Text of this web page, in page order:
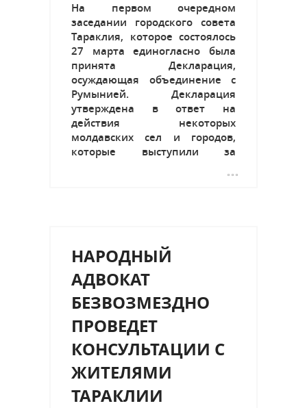
На первом очередном
заседании городского совета
Тараклия, которое состоялось
27 марта единогласно была
принята Декларация,
осуждающая объединение с
Румынией. Декларация
утверждена в ответ на
действия некоторых
молдавских сел и городов,
которые выступили за
тексте документа отмечается,
государственности путем ее
слияния с...
НАРОДНЫЙ
АДВОКАТ
БЕЗВОЗМЕЗДНО
ПРОВЕДЕТ
КОНСУЛЬТАЦИИ С
ЖИТЕЛЯМИ
ТАРАКЛИИ